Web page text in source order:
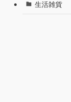
生活雑貨